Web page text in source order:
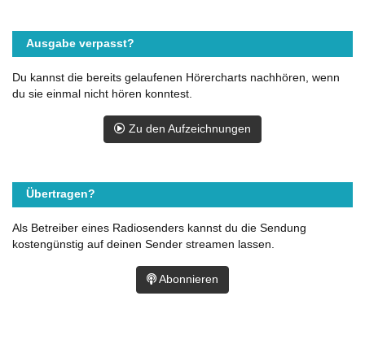
Ausgabe verpasst?
Du kannst die bereits gelaufenen Hörercharts nachhören, wenn
du sie einmal nicht hören konntest.
Zu den Aufzeichnungen
Übertragen?
Als Betreiber eines Radiosenders kannst du die Sendung
kostengünstig auf deinen Sender streamen lassen.
Abonnieren